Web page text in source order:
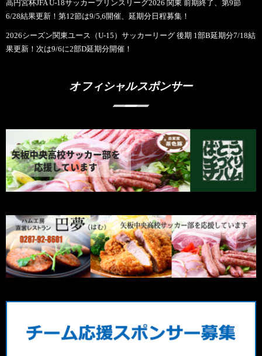
高円宮杯JFA U-18サッカープリンスリーグ2026 関東 前期終了、第9節
6/28結果更新！第12節は9/5,6開催、延期分日程募集！
2026シーズン関東ユース（U-15）サッカーリーグ 後期 1部B延期分7/18結
果更新！次は9/6に2部D延期分開催！
オフィシャルスポンサー